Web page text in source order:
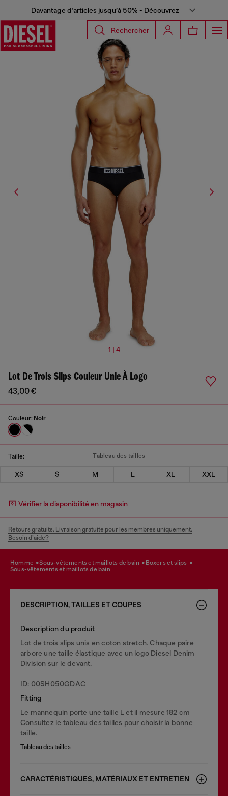
Davantage d’articles jusqu’à 50% - Découvrez
Rechercher
1 | 4
Lot De Trois Slips Couleur Unie À Logo
43,00 €
Couleur: Noir
Taille: Tableau des tailles
XS S M L XL XXL
Vérifier la disponibilité en magasin
Retours gratuits. Livraison gratuite pour les membres uniquement.
Besoin d’aide?
homme sous-vêtements et maillots de bain
boxers et slips
sous-vêtements et maillots de bain
DESCRIPTION, TAILLES ET COUPES
Description du produit
Lot de trois slips unis en coton stretch. Chaque paire
arbore une taille élastique avec un logo Diesel Denim
Division sur le devant.
ID: 00SH050GDAC
Fitting
Le mannequin porte une taille L et il mesure 182 cm
Consultez le tableau des tailles pour choisir la bonne
taille.
Tableau des tailles
CARACTÉRISTIQUES, MATÉRIAUX ET ENTRETIEN